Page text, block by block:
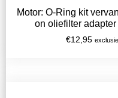
Motor: O-Ring kit
on oliefilter
€12,95